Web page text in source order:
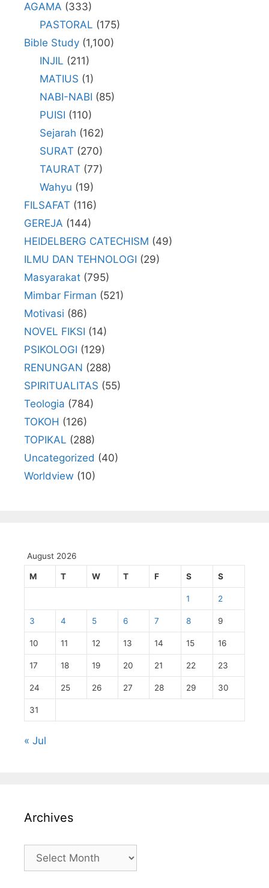
AGAMA (333)
PASTORAL (175)
Bible Study (1,100)
INJIL (211)
MATIUS (1)
NABI-NABI (85)
PUISI (110)
Sejarah (162)
SURAT (270)
TAURAT (77)
Wahyu (19)
FILSAFAT (116)
GEREJA (144)
HEIDELBERG CATECHISM (49)
ILMU DAN TEHNOLOGI (29)
Masyarakat (795)
Mimbar Firman (521)
Motivasi (86)
NOVEL FIKSI (14)
PSIKOLOGI (129)
RENUNGAN (288)
SPIRITUALITAS (55)
Teologia (784)
TOKOH (126)
TOPIKAL (288)
Uncategorized (40)
Worldview (10)
August 2026
M T W T F S S
1 2
3 4 5 6 7 8 9
10 11 12 13 14 15 16
17 18 19 20 21 22 23
24 25 26 27 28 29 30
31
« Jul
Archives
Archives